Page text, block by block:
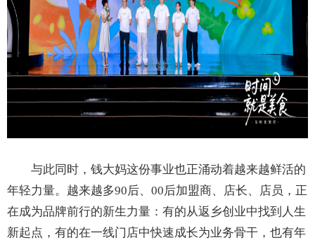
与此同时，钱大妈这份事业也正涌动着越来越鲜活的
年轻力量。越来越多90后、00后加盟商、店长、店员，正
在成为品牌前行的新生力量：有的从返乡创业中找到人生
新起点，有的在一线门店中快速成长为业务骨干，也有年